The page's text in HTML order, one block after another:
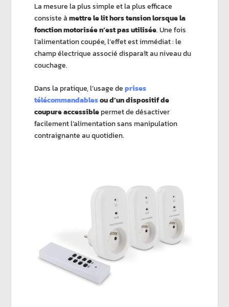
La mesure la plus simple et la plus efficace
consiste àmettre le lit hors tension lorsque la
fonction motorisée n’est pas utilisée. Une fois
l’alimentation coupée, l’effet est immédiat : le
champ électrique associé disparaît au niveau du
couchage.
Dans la pratique, l’usage deprises
télécommandablesou d’un dispositif de
coupure accessiblepermet de désactiver
facilement l’alimentation sans manipulation
contraignante au quotidien.